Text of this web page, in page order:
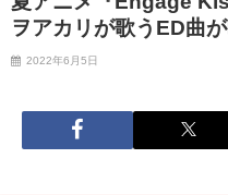
ヲアカリが歌うED曲
2022年6月5日